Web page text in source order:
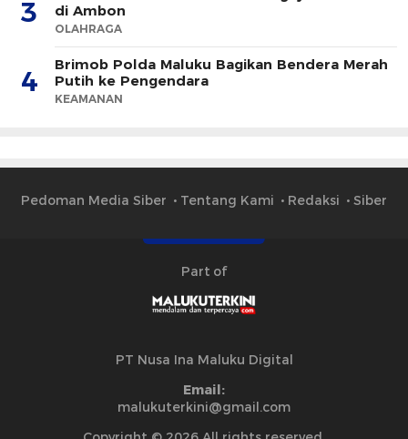
3
di Ambon
OLAHRAGA
4
Brimob Polda Maluku Bagikan Bendera Merah
Putih ke Pengendara
KEAMANAN
Pedoman Media Siber Tentang Kami Redaksi Siber
Part of
PT Nusa Ina Maluku Digital
Email:
malukuterkini@gmail.com